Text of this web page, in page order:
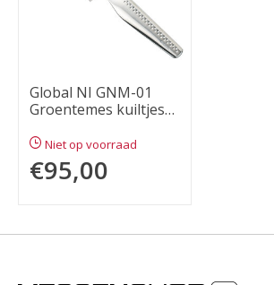
Global NI GNM-01
Groentemes kuiltjes
Niet op voorraad
€95,00